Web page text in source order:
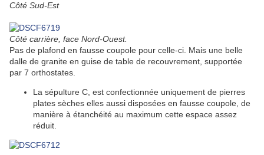
Côté Sud-Est
Côté carrière, face Nord-Ouest.
Pas de plafond en fausse coupole pour celle-ci. Mais une belle
dalle de granite en guise de table de recouvrement, supportée
par 7 orthostates.
La sépulture C, est confectionnée uniquement de pierres
plates sèches elles aussi disposées en fausse coupole, de
manière à étanchéité au maximum cette espace assez
réduit.